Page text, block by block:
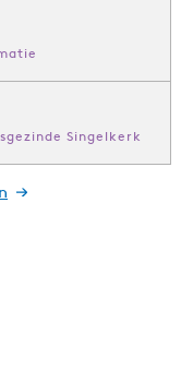
Singelkerk